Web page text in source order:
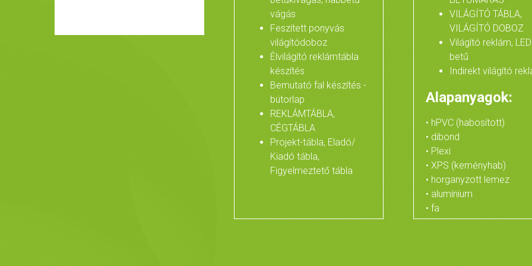
vágás
Feszített ponyvás
világítódoboz
Élvilágító reklámtábla
készítés
Bemutató fal készítés -
bútorlap
REKLÁMTÁBLA,
CÉGTÁBLA
Projekt-tábla, Eladó/
Kiadó tábla,
Figyelmeztető tábla
VILÁGÍTÓ TÁBLA,
VILÁGÍTÓ DOBOZ
Világító reklám, LED
betű
Indirekt világító
Alapanyagok:
• hPVC (habosított)
• dibond
• Plexi
• XPS (keményhab)
• horganyzott lemez
• alumínium
• fa